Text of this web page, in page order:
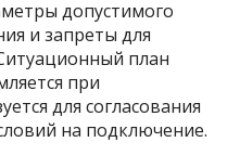
допустимого
и запреты для
план
при
для согласования
на подключение.